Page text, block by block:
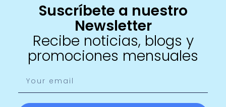
Suscríbete a nuestro
Newsletter
Recibe noticias, blogs y
promociones mensuales